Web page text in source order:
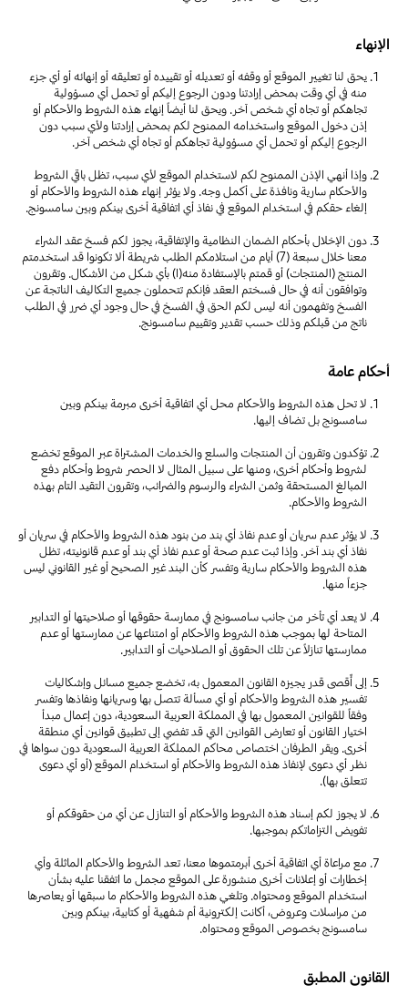
الإنهاء
يحق لنا تغيير الموقع أو وقفه أو تعديله أو تقييده أو تعليقه أو إنهائه أو أي جزء
منه في أي وقت بمحض إرادتنا ودون الرجوع إليكم أو تحمل أي مسؤولية
تجاهكم أو تجاه أي شخص آخر. ويحق لنا أيضاً إنهاء هذه الشروط والأحكام أو
إذن دخول الموقع واستخدامه الممنوح لكم بمحض إرادتنا ولأي سبب دون
الرجوع إليكم أو تحمل أي مسؤولية تجاهكم أو تجاه أي شخص آخر.
وإذا أنهي الإذن الممنوح لكم لاستخدام الموقع لأي سبب، تظل باقي الشروط
والأحكام سارية ونافذة على أكمل وجه. ولا يؤثر إنهاء هذه الشروط والأحكام أو
إلغاء حقكم في استخدام الموقع في نفاذ أي اتفاقية أخرى بينكم وبين سامسونج.
دون الإخلال بأحكام الضمان النظامية والإتفاقية، يجوز لكم فسخ عقد الشراء
معنا خلال سبعة (7) أيام من استلامكم الطلب شريطة ألا تكونوا قد استخدمتم
المنتج (المنتجات) أو قمتم بالإستفادة منه(ا) بأي شكل من الأشكال. وتقرون
وتوافقون أنه في حال فسختم العقد فإنكم تتحملون جميع التكاليف الناتجة عن
الفسخ وتفهمون أنه ليس لكم الحق في الفسخ في حال وجود أي ضرر في الطلب
ناتج من قبلكم وذلك حسب تقدير وتقييم سامسونج.
أحكام عامة
لا تحل هذه الشروط والأحكام محل أي اتفاقية أخرى مبرمة بينكم وبين
سامسونج بل تضاف إليها.
تؤكدون وتقرون أن المنتجات والسلع والخدمات المشتراة عبر الموقع تخضع
لشروط وأحكام أخرى، ومنها على سبيل المثال لا الحصر شروط وأحكام دفع
المبالغ المستحقة وثمن الشراء والرسوم والضرائب، وتقرون التقيد التام بهذه
الشروط والأحكام.
لا يؤثر عدم سريان أو عدم نفاذ أي بند من بنود هذه الشروط والأحكام في سريان أو
نفاذ أي بند آخر. وإذا ثبت عدم صحة أو عدم نفاذ أي بند أو عدم قانونيته، تظل
هذه الشروط والأحكام سارية وتفسر كأن البند غير الصحيح أو غير القانوني ليس
جزءاً منها.
لا يعد أي تأخر من جانب سامسونج في ممارسة حقوقها أو صلاحيتها أو التدابير
المتاحة لها بموجب هذه الشروط والأحكام أو امتناعها عن ممارستها أو عدم
ممارستها تنازلاً عن تلك الحقوق أو الصلاحيات أو التدابير.
إلى أٌقصى قدر يجيزه القانون المعمول به، تخضع جميع مسائل وإشكاليات
تفسير هذه الشروط والأحكام أو أي مسألة تتصل بها وسريانها ونفاذها وتفسر
وفقاً للقوانين المعمول بها في المملكة العربية السعودية، دون إعمال مبدأ
اختيار القانون أو تعارض القوانين التي قد تفضي إلى تطبيق قوانين أي منطقة
أخرى. ويقر الطرفان اختصاص محاكم المملكة العربية السعودية دون سواها في
نظر أي دعوى لإنفاذ هذه الشروط والأحكام أو استخدام الموقع (أو أي دعوى
تتعلق بها).
لا يجوز لكم إسناد هذه الشروط والأحكام أو التنازل عن أي من حقوقكم أو
تفويض التزاماتكم بموجبها.
مع مراعاة أي اتفاقية أخرى أبرمتموها معنا، تعد الشروط والأحكام الماثلة وأي
إخطارات أو إعلانات أخرى منشورة على الموقع مجمل ما اتفقنا عليه بشأن
استخدام الموقع ومحتواه. وتلغي هذه الشروط والأحكام ما سبقها أو يعاصرها
من مراسلات وعروض، أكانت إلكترونية أم شفهية أو كتابية، بينكم وبين
سامسونج بخصوص الموقع ومحتواه.
القانون المطبق